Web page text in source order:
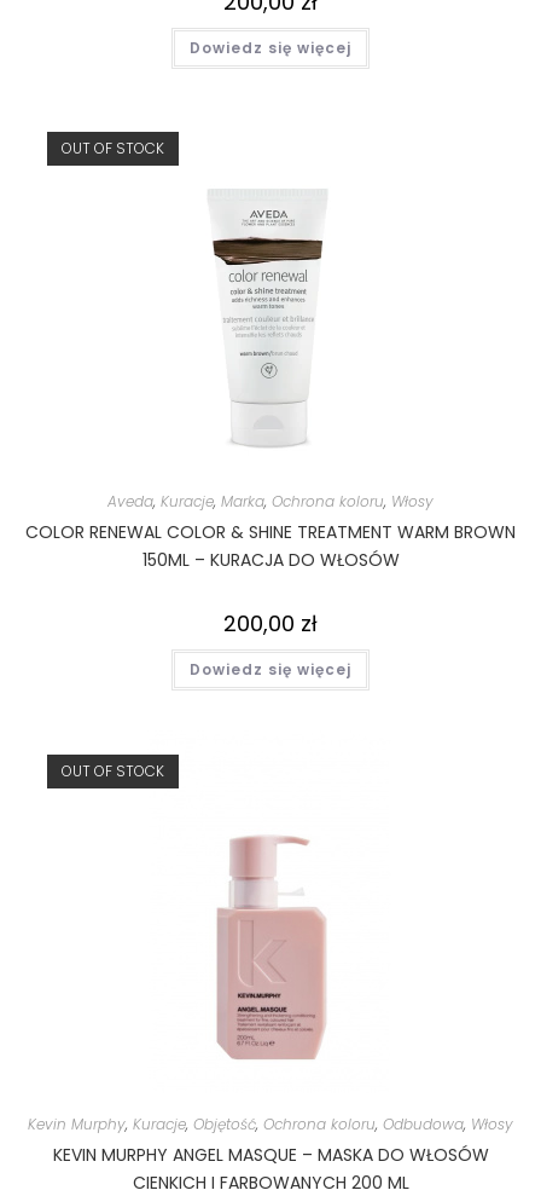
Dowiedz się więcej
OUT OF STOCK
Aveda, Kuracje, Marka, Ochrona koloru, Włosy
COLOR RENEWAL COLOR & SHINE TREATMENT WARM BROWN
150ML – KURACJA DO WŁOSÓW
200,00 zł
Dowiedz się więcej
OUT OF STOCK
Kevin Murphy, Kuracje, Objętość, Ochrona koloru, Odbudowa, Włosy
KEVIN MURPHY ANGEL MASQUE – MASKA DO WŁOSÓW
CIENKICH I FARBOWANYCH 200 ML